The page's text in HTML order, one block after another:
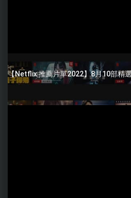
【Netflix 推薦片單2022】8月10部精